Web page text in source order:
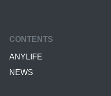
CONTENTS
ANYLIFE
NEWS